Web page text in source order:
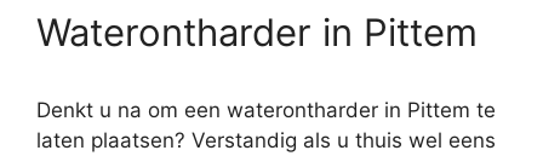
Waterontharder in Pittem
Denkt u na om een waterontharder in Pittem te
laten plaatsen? Verstandig als u thuis wel eens